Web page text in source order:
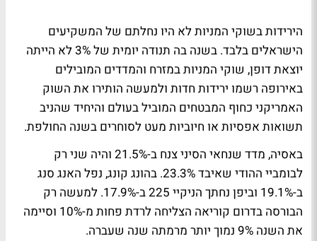
הירידות בשוקי המניות לא היו נחלתם של המשקיעים
הישראלים בלבד. בשנה בה תנודה יומית של 3% לא הייתה
יוצאת דופן, שוקי המניות במזרח והמדדים המובילים
באירופה רשמו ירידות חדות ולמעשה הותירו את השוק
האמריקני כחוף המבטחים המוביל בעולם והיחיד שהניב
תשואות אפסיות או חיוביות מעט לסוחרים בשנה החולפת.
באסיה, מדד שנחאי הסיני צנח ב-21.5% והיה שני רק
לבומביי ההודי שאיבד 23.3%. בהונג קונג, נפל האנג סנג
ב-19.1% וביפן נחתך הניקיי 225 ב-17.9%. למעשה רק
הבורסה בדרום קוריאה הצליחה לרדת פחות מ-10% וסיימה
את השנה 9% נמוך יותר מרמתה שנה שעברה.